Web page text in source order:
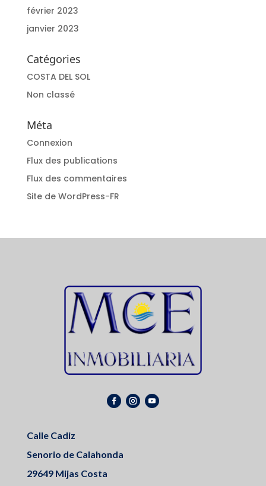
février 2023
janvier 2023
Catégories
COSTA DEL SOL
Non classé
Méta
Connexion
Flux des publications
Flux des commentaires
Site de WordPress-FR
Calle Cadiz
Senorio de Calahonda
29649 Mijas Costa